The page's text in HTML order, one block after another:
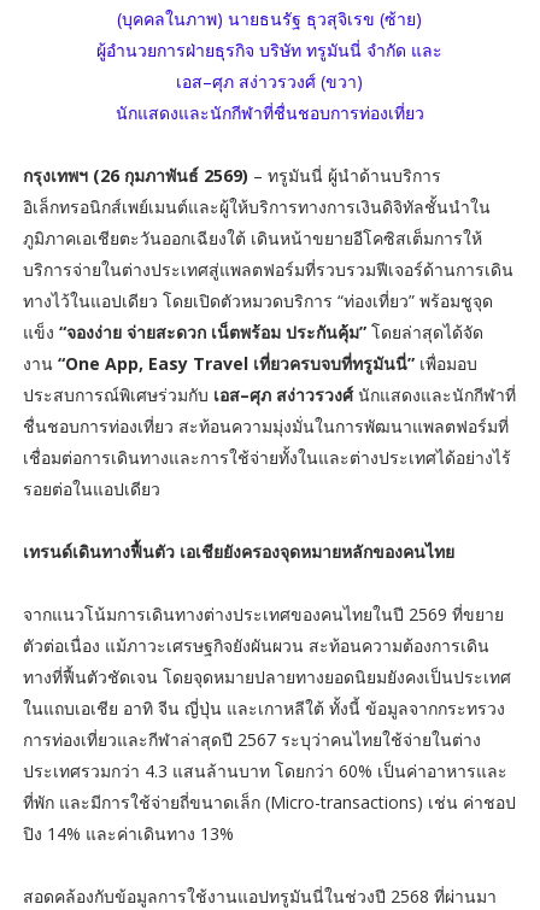
(บุคคลในภาพ) นายธนรัฐ ธุวสุจิเรข (ซ้าย)
ผู้อำนวยการฝ่ายธุรกิจ บริษัท ทรูมันนี่ จำกัด และ
เอส–ศุภ สง่าวรวงศ์ (ขวา)
นักแสดงและนักกีฬาที่ชื่นชอบการท่องเที่ยว
กรุงเทพฯ (26 กุมภาพันธ์ 2569) – ทรูมันนี่ ผู้นำด้านบริการ
อิเล็กทรอนิกส์เพย์เมนต์และผู้ให้บริการทางการเงินดิจิทัลชั้นนำใน
ภูมิภาคเอเชียตะวันออกเฉียงใต้ เดินหน้าขยายอีโคซิสเต็มการให้
บริการจ่ายในต่างประเทศสู่แพลตฟอร์มที่รวบรวมฟีเจอร์ด้านการเดิน
ทางไว้ในแอปเดียว โดยเปิดตัวหมวดบริการ “ท่องเที่ยว” พร้อมชูจุด
แข็ง “จองง่าย จ่ายสะดวก เน็ตพร้อม ประกันคุ้ม” โดยล่าสุดได้จัด
งาน “One App, Easy Travel เที่ยวครบจบที่ทรูมันนี่” เพื่อมอบ
ประสบการณ์พิเศษร่วมกับ เอส–ศุภ สง่าวรวงศ์นักแสดงและนักกีฬาที่
ชื่นชอบการท่องเที่ยว สะท้อนความมุ่งมั่นในการพัฒนาแพลตฟอร์มที่
เชื่อมต่อการเดินทางและการใช้จ่ายทั้งในและต่างประเทศได้อย่างไร้
รอยต่อในแอปเดียว
เทรนด์เดินทางฟื้นตัว เอเชียยังครองจุดหมายหลักของคนไทย
จากแนวโน้มการเดินทางต่างประเทศของคนไทยในปี 2569 ที่ขยาย
ตัวต่อเนื่อง แม้ภาวะเศรษฐกิจยังผันผวน สะท้อนความต้องการเดิน
ทางที่ฟื้นตัวชัดเจน โดยจุดหมายปลายทางยอดนิยมยังคงเป็นประเทศ
ในแถบเอเชีย อาทิ จีน ญี่ปุ่น และเกาหลีใต้ ทั้งนี้ ข้อมูลจากกระทรวง
การท่องเที่ยวและกีฬาล่าสุดปี 2567 ระบุว่าคนไทยใช้จ่ายในต่าง
ประเทศรวมกว่า 4.3 แสนล้านบาท โดยกว่า 60% เป็นค่าอาหารและ
ที่พัก และมีการใช้จ่ายถี่ขนาดเล็ก (Micro-transactions) เช่น ค่าชอป
ปิง 14% และค่าเดินทาง 13%
สอดคล้องกับข้อมูลการใช้งานแอปทรูมันนี่ในช่วงปี 2568 ที่ผ่านมา